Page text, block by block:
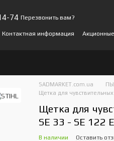
74 Перезвонить вам?
Контактная информация
SADMARKET.com.ua
Щетка для
Щетка для
SE 33 - SE 122 E
В наличии Оставить